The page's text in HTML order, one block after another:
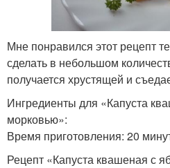
Мне понравился этот рецепт
сделать в небольшом
получается хрустящей и
Ингредиенты для «Капуста
морковью»:
Время приготовления: 20
Рецепт «Капуста квашеная с